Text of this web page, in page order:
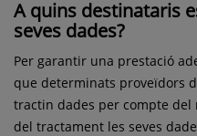
A quins destinataris
seves dades?
Per garantir una prestació
que determinats proveïdors
tractin dades per compte del
del tractament les seves